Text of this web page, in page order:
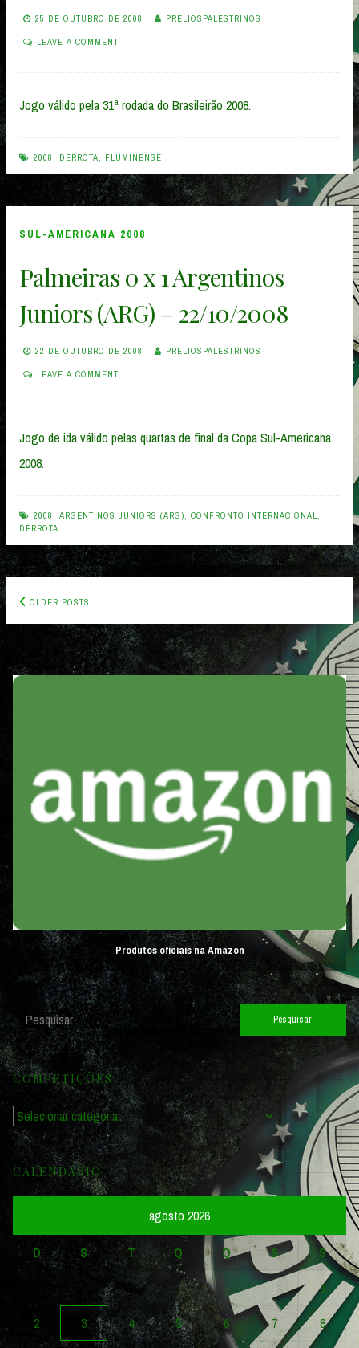
25 DE OUTUBRO DE 2008 PRELIOSPALESTRINOS
LEAVE A COMMENT
Jogo válido pela 31ª rodada do Brasileirão 2008.
2008 , DERROTA, FLUMINENSE
SUL-AMERICANA 2008
Palmeiras 0 x 1 Argentinos
Juniors (ARG) – 22/10/2008
22 DE OUTUBRO DE 2008 PRELIOSPALESTRINOS
LEAVE A COMMENT
Jogo de ida válido pelas quartas de final da Copa Sul-Americana
2008.
2008 , ARGENTINOS JUNIORS (ARG), CONFRONTO INTERNACIONAL,
DERROTA
Posts
navigation
OLDER POSTS
Produtos oficiais na Amazon
Pesquisar
por:
COMPETIÇÕES
Competições
CALENDÁRIO
agosto 2026
D S T Q Q S
S
1
2
3 4 5 6 7
8